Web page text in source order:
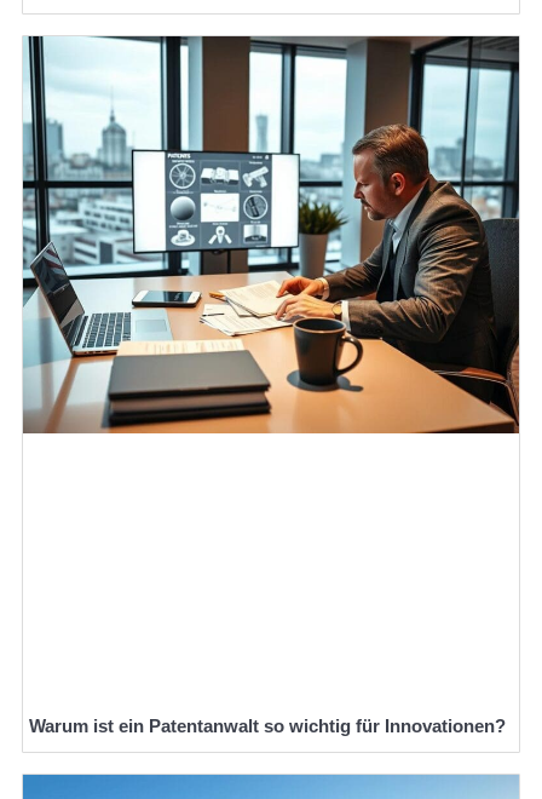
Warum ist ein Patentanwalt so wichtig für Innovationen?